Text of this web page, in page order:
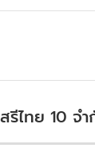
รีไทย 10 จำ